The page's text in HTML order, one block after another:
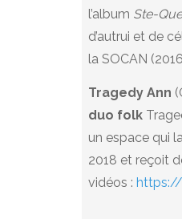
l’album Ste-
d’autrui et de
la SOCAN
Tragedy Ann
duo folk
un espace qui
2018 et reçoit
vidéos :